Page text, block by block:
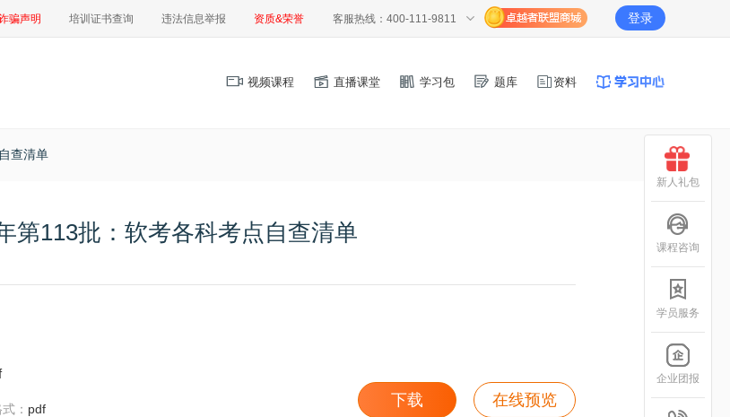
骗声明 培训证书查询 违法信息举报 资质&荣誉 客服热线：400-111-9811 登录
视频课程 直播课堂 学习包 题库 资料
查清单
第113批：软考各科考点自查清单
： pdf 下载 在线预览
新人礼包
课程咨询
学员服务
企业团报